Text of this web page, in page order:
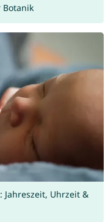
Botanik
Jahreszeit, Uhrzeit &